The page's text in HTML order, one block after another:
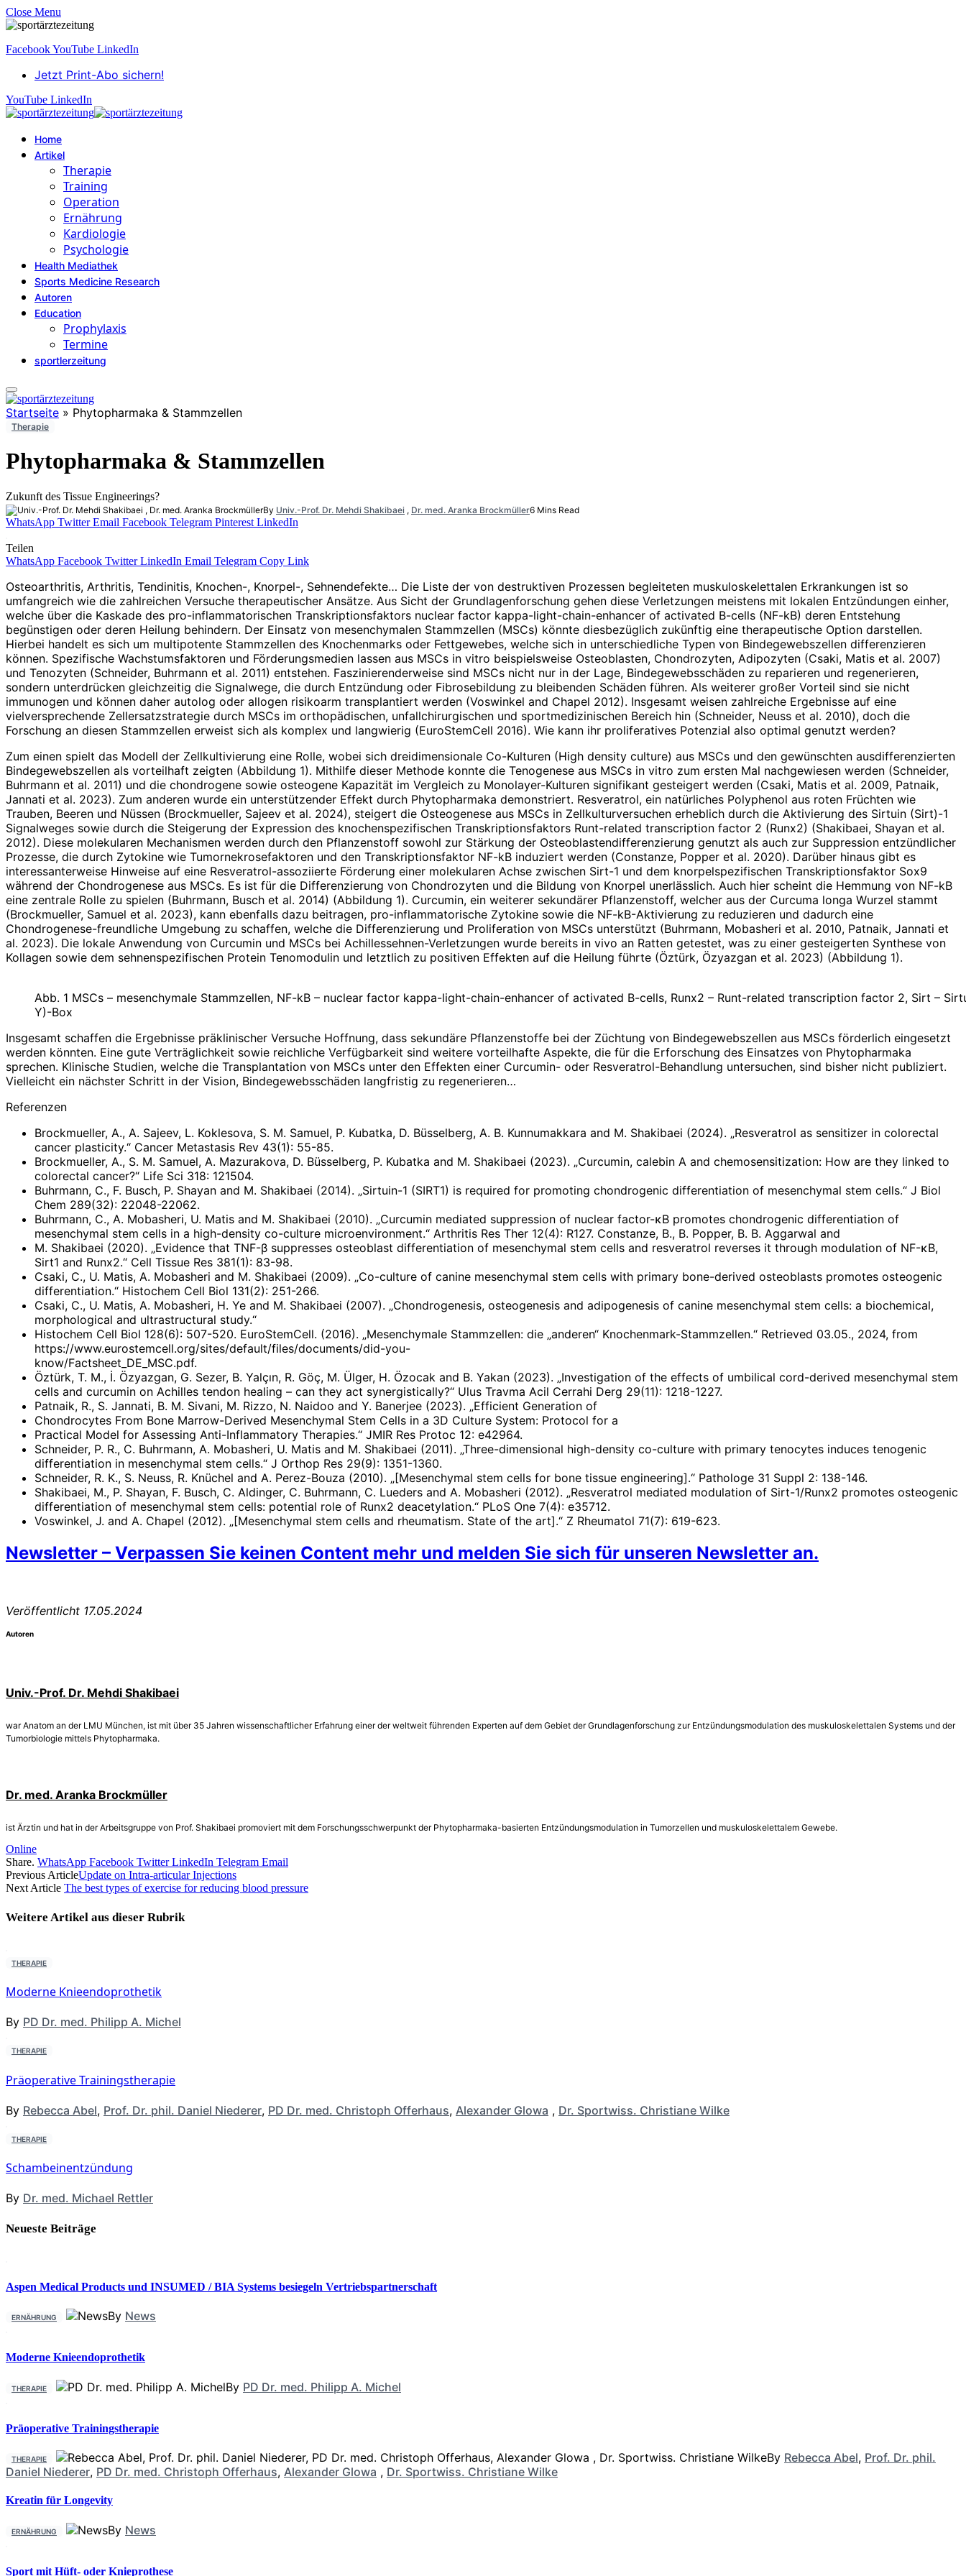
Close Menu
FacebookYouTube LinkedIn
Jetzt Print-Abo sichern!
YouTube LinkedIn
Home
Artikel
Therapie
Training
Operation
Ernährung
Kardiologie
Psychologie
Health Mediathek
Sports Medicine Research
Autoren
Education
Prophylaxis
Termine
sportlerzeitung
Startseite » Phytopharmaka & Stammzellen
Therapie
Phytopharmaka & Stammzellen
Zukunft des Tissue Engineerings?
By Univ.-Prof. Dr. Mehdi Shakibaei , Dr. med. Aranka Brockmüller6 Mins Read
WhatsApp Twitter Email Facebook Telegram Pinterest LinkedIn
Teilen
WhatsApp Facebook Twitter LinkedIn Email Telegram Copy Link
Osteoarthritis, Arthritis, Tendinitis, Knochen-, Knorpel-, Sehnendefekte… Die Liste der von destruktiven Prozessen begleiteten muskuloskelettalen Erkrankungen ist so
umfangreich wie die zahlreichen Versuche therapeutischer Ansätze. Aus Sicht der Grundlagenforschung gehen diese Verletzungen meistens mit lokalen Entzündungen einher,
welche über die Kaskade des pro-inflammatorischen Transkriptionsfaktors nuclear factor kappa-light-chain-enhancer of activated B-cells (NF-kB) deren Entstehung
begünstigen oder deren Heilung behindern. Der Einsatz von mesenchymalen Stammzellen (MSCs) könnte diesbezüglich zukünftig eine therapeutische Option darstellen.
Hierbei handelt es sich um multipotente Stammzellen des Knochenmarks oder Fettgewebes, welche sich in unterschiedliche Typen von Bindegewebszellen differenzieren
können. Spezifische Wachstumsfaktoren und Förderungsmedien lassen aus MSCs in vitro beispielsweise Osteoblasten, Chondrozyten, Adipozyten (Csaki, Matis et al. 2007)
und Tenozyten (Schneider, Buhrmann et al. 2011) entstehen. Faszinierenderweise sind MSCs nicht nur in der Lage, Bindegewebsschäden zu reparieren und regenerieren,
sondern unterdrücken gleichzeitig die Signalwege, die durch Entzündung oder Fibrosebildung zu bleibenden Schäden führen. Als weiterer großer Vorteil sind sie nicht
immunogen und können daher autolog oder allogen risikoarm transplantiert werden (Voswinkel and Chapel 2012). Insgesamt weisen zahlreiche Ergebnisse auf eine
vielversprechende Zellersatzstrategie durch MSCs im orthopädischen, unfallchirurgischen und sportmedizinischen Bereich hin (Schneider, Neuss et al. 2010), doch die
Forschung an diesen Stammzellen erweist sich als komplex und langwierig (EuroStemCell 2016). Wie kann ihr proliferatives Potenzial also optimal genutzt werden?
Zum einen spielt das Modell der Zellkultivierung eine Rolle, wobei sich dreidimensionale Co-Kulturen (High density culture) aus MSCs und den gewünschten ausdifferenzierten
Bindegewebszellen als vorteilhaft zeigten (Abbildung 1). Mithilfe dieser Methode konnte die Tenogenese aus MSCs in vitro zum ersten Mal nachgewiesen werden (Schneider,
Buhrmann et al. 2011) und die chondrogene sowie osteogene Kapazität im Vergleich zu Monolayer-Kulturen signifikant gesteigert werden (Csaki, Matis et al. 2009, Patnaik,
Jannati et al. 2023). Zum anderen wurde ein unterstützender Effekt durch Phytopharmaka demonstriert. Resveratrol, ein natürliches Polyphenol aus roten Früchten wie
Trauben, Beeren und Nüssen (Brockmueller, Sajeev et al. 2024), steigert die Osteogenese aus MSCs in Zellkulturversuchen erheblich durch die Aktivierung des Sirtuin (Sirt)-1
Signalweges sowie durch die Steigerung der Expression des knochenspezifischen Transkriptionsfaktors Runt-related transcription factor 2 (Runx2) (Shakibaei, Shayan et al.
2012). Diese molekularen Mechanismen werden durch den Pflanzenstoff sowohl zur Stärkung der Osteoblastendifferenzierung genutzt als auch zur Suppression entzündlicher
Prozesse, die durch Zytokine wie Tumornekrosefaktoren und den Transkriptionsfaktor NF-kB induziert werden (Constanze, Popper et al. 2020). Darüber hinaus gibt es
interessanterweise Hinweise auf eine Resveratrol-assoziierte Förderung einer molekularen Achse zwischen Sirt-1 und dem knorpelspezifischen Transkriptionsfaktor Sox9
während der Chondrogenese aus MSCs. Es ist für die Differenzierung von Chondrozyten und die Bildung von Knorpel unerlässlich. Auch hier scheint die Hemmung von NF-kB
eine zentrale Rolle zu spielen (Buhrmann, Busch et al. 2014) (Abbildung 1). Curcumin, ein weiterer sekundärer Pflanzenstoff, welcher aus der Curcuma longa Wurzel stammt
(Brockmueller, Samuel et al. 2023), kann ebenfalls dazu beitragen, pro-inflammatorische Zytokine sowie die NF-kB-Aktivierung zu reduzieren und dadurch eine
Chondrogenese-freundliche Umgebung zu schaffen, welche die Differenzierung und Proliferation von MSCs unterstützt (Buhrmann, Mobasheri et al. 2010, Patnaik, Jannati et
al. 2023). Die lokale Anwendung von Curcumin und MSCs bei Achillessehnen-Verletzungen wurde bereits in vivo an Ratten getestet, was zu einer gesteigerten Synthese von
Kollagen sowie dem sehnenspezifischen Protein Tenomodulin und letztlich zu positiven Effekten auf die Heilung führte (Öztürk, Özyazgan et al. 2023) (Abbildung 1).
Abb. 1 MSCs – mesenchymale Stammzellen, NF-kB – nuclear factor kappa-light-chain-enhancer of activated B-cells, Runx2 – Runt-related transcription factor 2, Sirt –
Y)-Box
Insgesamt schaffen die Ergebnisse präklinischer Versuche Hoffnung, dass sekundäre Pflanzenstoffe bei der Züchtung von Bindegewebszellen aus MSCs förderlich eingesetzt
werden könnten. Eine gute Verträglichkeit sowie reichliche Verfügbarkeit sind weitere vorteilhafte Aspekte, die für die Erforschung des Einsatzes von Phytopharmaka
sprechen. Klinische Studien, welche die Transplantation von MSCs unter den Effekten einer Curcumin- oder Resveratrol-Behandlung untersuchen, sind bisher nicht publiziert.
Vielleicht ein nächster Schritt in der Vision, Bindegewebsschäden langfristig zu regenerieren…
Referenzen
Brockmueller, A., A. Sajeev, L. Koklesova, S. M. Samuel, P. Kubatka, D. Büsselberg, A. B. Kunnumakkara and M. Shakibaei (2024). „Resveratrol as sensitizer in colorectal
cancer plasticity.“ Cancer Metastasis Rev 43(1): 55-85.
Brockmueller, A., S. M. Samuel, A. Mazurakova, D. Büsselberg, P. Kubatka and M. Shakibaei (2023). „Curcumin, calebin A and chemosensitization: How are they linked to
colorectal cancer?“ Life Sci 318: 121504.
Buhrmann, C., F. Busch, P. Shayan and M. Shakibaei (2014). „Sirtuin-1 (SIRT1) is required for promoting chondrogenic differentiation of mesenchymal stem cells.“ J Biol
Chem 289(32): 22048-22062.
Buhrmann, C., A. Mobasheri, U. Matis and M. Shakibaei (2010). „Curcumin mediated suppression of nuclear factor-κB promotes chondrogenic differentiation of
mesenchymal stem cells in a high-density co-culture microenvironment.“ Arthritis Res Ther 12(4): R127. Constanze, B., B. Popper, B. B. Aggarwal and
M. Shakibaei (2020). „Evidence that TNF-β suppresses osteoblast differentiation of mesenchymal stem cells and resveratrol reverses it through modulation of NF-κB,
Sirt1 and Runx2.“ Cell Tissue Res 381(1): 83-98.
Csaki, C., U. Matis, A. Mobasheri and M. Shakibaei (2009). „Co-culture of canine mesenchymal stem cells with primary bone-derived osteoblasts promotes osteogenic
differentiation.“ Histochem Cell Biol 131(2): 251-266.
Csaki, C., U. Matis, A. Mobasheri, H. Ye and M. Shakibaei (2007). „Chondrogenesis, osteogenesis and adipogenesis of canine mesenchymal stem cells: a biochemical,
morphological and ultrastructural study.“
Histochem Cell Biol 128(6): 507-520. EuroStemCell. (2016). „Mesenchymale Stammzellen: die „anderen“ Knochenmark-Stammzellen.“ Retrieved 03.05., 2024, from
https://www.eurostemcell.org/sites/default/files/documents/did-you-
know/Factsheet_DE_MSC.pdf.
Öztürk, T. M., İ. Özyazgan, G. Sezer, B. Yalçın, R. Göç, M. Ülger, H. Özocak and B. Yakan (2023). „Investigation of the effects of umbilical cord-derived mesenchymal stem
cells and curcumin on Achilles tendon healing – can they act synergistically?“ Ulus Travma Acil Cerrahi Derg 29(11): 1218-1227.
Patnaik, R., S. Jannati, B. M. Sivani, M. Rizzo, N. Naidoo and Y. Banerjee (2023). „Efficient Generation of
Chondrocytes From Bone Marrow-Derived Mesenchymal Stem Cells in a 3D Culture System: Protocol for a
Practical Model for Assessing Anti-Inflammatory Therapies.“ JMIR Res Protoc 12: e42964.
Schneider, P. R., C. Buhrmann, A. Mobasheri, U. Matis and M. Shakibaei (2011). „Three-dimensional high-density co-culture with primary tenocytes induces tenogenic
differentiation in mesenchymal stem cells.“ J Orthop Res 29(9): 1351-1360.
Schneider, R. K., S. Neuss, R. Knüchel and A. Perez-Bouza (2010). „[Mesenchymal stem cells for bone tissue engineering].“ Pathologe 31 Suppl 2: 138-146.
Shakibaei, M., P. Shayan, F. Busch, C. Aldinger, C. Buhrmann, C. Lueders and A. Mobasheri (2012). „Resveratrol mediated modulation of Sirt-1/Runx2 promotes osteogenic
differentiation of mesenchymal stem cells: potential role of Runx2 deacetylation.“ PLoS One 7(4): e35712.
Voswinkel, J. and A. Chapel (2012). „[Mesenchymal stem cells and rheumatism. State of the art].“ Z Rheumatol 71(7): 619-623.
Newsletter – Verpassen Sie keinen Content mehr und melden Sie sich für unseren Newsletter an.
Veröffentlicht 17.05.2024
Autoren
Univ.-Prof. Dr. Mehdi Shakibaei
war Anatom an der LMU München, ist mit über 35 Jahren wissenschaftlicher Erfahrung einer der weltweit führenden Experten auf dem Gebiet der Grundlagenforschung zur Entzündungsmodulation des muskuloskelettalen Systems und der
Tumorbiologie mittels Phytopharmaka.
Dr. med. Aranka Brockmüller
ist Ärztin und hat in der Arbeitsgruppe von Prof. Shakibaei promoviert mit dem Forschungsschwerpunkt der Phytopharmaka-basierten Entzündungsmodulation in Tumorzellen und muskuloskelettalem Gewebe.
Online
Share. WhatsApp Facebook Twitter LinkedIn Telegram Email
Previous ArticleUpdate on Intra-articular Injections
Next Article The best types of exercise for reducing blood pressure
Weitere Artikel aus dieser Rubrik
THERAPIE
Moderne Knieendoprothetik
By PD Dr. med. Philipp A. Michel
THERAPIE
Präoperative Trainingstherapie
By Rebecca Abel, Prof. Dr. phil. Daniel Niederer, PD Dr. med. Christoph Offerhaus, Alexander Glowa , Dr. Sportwiss. Christiane Wilke
THERAPIE
Schambeinentzündung
By Dr. med. Michael Rettler
Neueste Beiträge
Aspen Medical Products und INSUMED / BIA Systems besiegeln Vertriebspartnerschaft
ERNÄHRUNG By News
Moderne Knieendoprothetik
THERAPIE By PD Dr. med. Philipp A. Michel
Präoperative Trainingstherapie
THERAPIE By Rebecca Abel, Prof. Dr. phil.
Daniel Niederer, PD Dr. med. Christoph Offerhaus, Alexander Glowa , Dr. Sportwiss. Christiane Wilke
Kreatin für Longevity
ERNÄHRUNG By News
Sport mit Hüft- oder Knieprothese